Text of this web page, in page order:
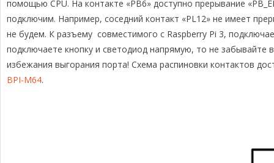
помощью CPU. На контакте «PB6» доступно прерывание
подключим. Например, соседний контакт «PL12» не имеет
не будем. К разъему совместимого с Raspberry Pi 3,
подключаете кнопку и светодиод напрямую, то не забывайте
избежания выгорания порта! Схема распиновки контактов
BPI-M64.